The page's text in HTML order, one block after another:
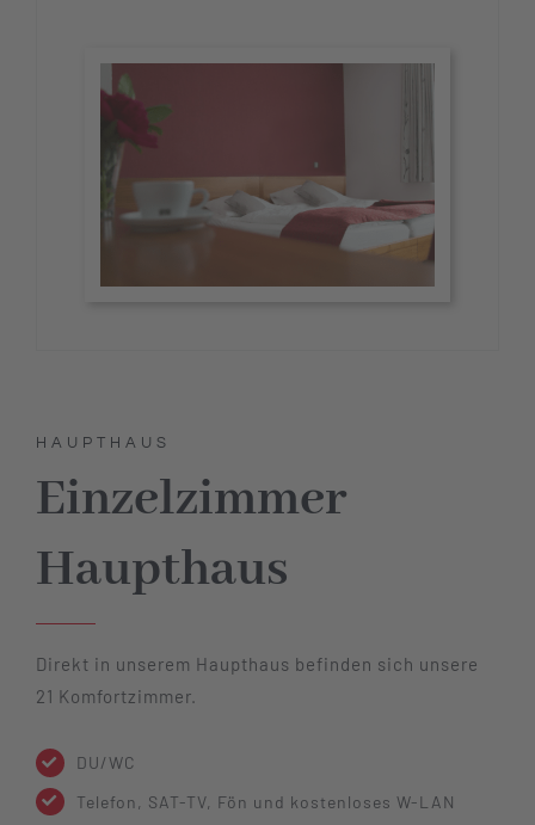
HAUPTHAUS
Einzelzimmer
Haupthaus
Direkt in unserem Haupthaus befinden sich unsere
21 Komfortzimmer.
DU/WC
Telefon, SAT-TV, Fön und kostenloses W-LAN